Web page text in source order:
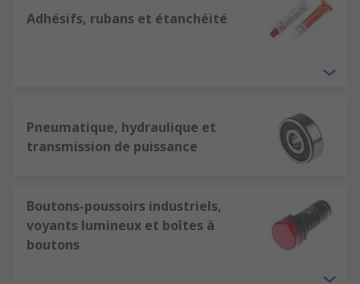
Adhésifs, rubans et étanchéité
Pneumatique, hydraulique et
transmission de puissance
Boutons-poussoirs industriels,
voyants lumineux et boîtes à
boutons